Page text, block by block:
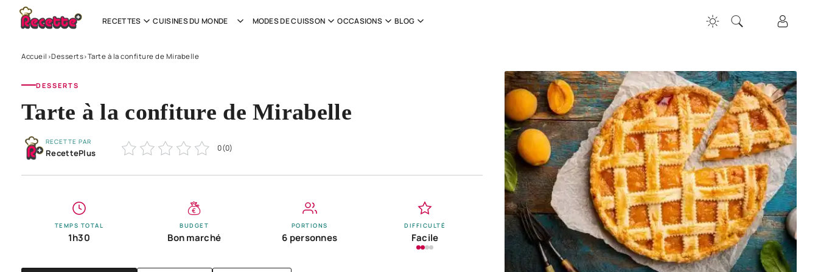
RECETTES CUISINES DU MONDE MODES DE CUISSON OCCASIONS BLOG
Accueil ›Desserts›Tarte à la confiture de Mirabelle
DESSERTS
Tarte à la confiture de Mirabelle
RECETTE PAR
RecettePlus 0(0)
TEMPS TOTAL
1h30
BUDGET
Bon marché
PORTIONS
6 personnes
DIFFICULTÉ
Facile